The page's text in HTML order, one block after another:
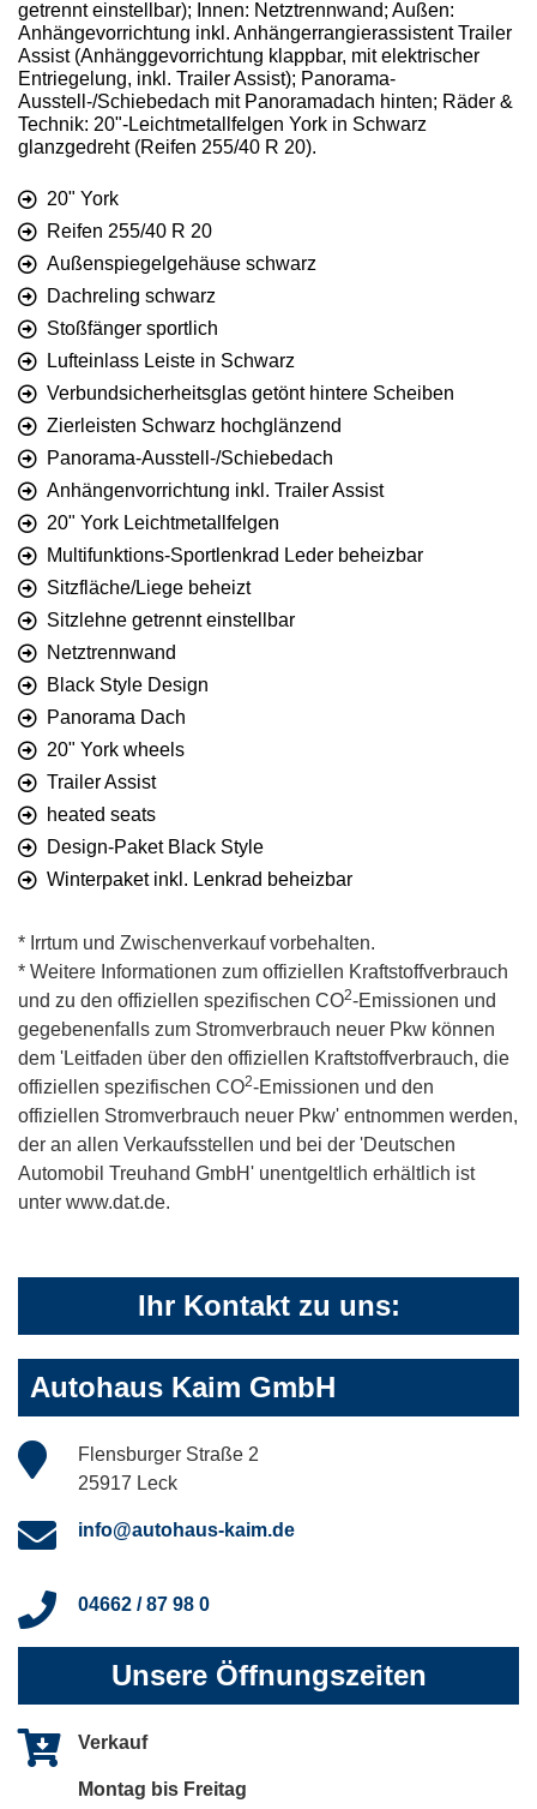
getrennt einstellbar); Innen: Netztrennwand; Außen:
Anhängevorrichtung inkl. Anhängerrangierassistent Trailer
Assist (Anhänggevorrichtung klappbar, mit elektrischer
Entriegelung, inkl. Trailer Assist); Panorama-
Ausstell-/Schiebedach mit Panoramadach hinten; Räder &
Technik: 20"-Leichtmetallfelgen York in Schwarz
glanzgedreht (Reifen 255/40 R 20).
20" York
Reifen 255/40 R 20
Außenspiegelgehäuse schwarz
Dachreling schwarz
Stoßfänger sportlich
Lufteinlass Leiste in Schwarz
Verbundsicherheitsglas getönt hintere Scheiben
Zierleisten Schwarz hochglänzend
Panorama-Ausstell-/Schiebedach
Anhängenvorrichtung inkl. Trailer Assist
20" York Leichtmetallfelgen
Multifunktions-Sportlenkrad Leder beheizbar
Sitzfläche/Liege beheizt
Sitzlehne getrennt einstellbar
Netztrennwand
Black Style Design
Panorama Dach
20" York wheels
Trailer Assist
heated seats
Design-Paket Black Style
Winterpaket inkl. Lenkrad beheizbar
* Irrtum und Zwischenverkauf vorbehalten.
* Weitere Informationen zum offiziellen Kraftstoffverbrauch
und zu den offiziellen spezifischen CO2-Emissionen und
gegebenenfalls zum Stromverbrauch neuer Pkw können
dem 'Leitfaden über den offiziellen Kraftstoffverbrauch, die
offiziellen spezifischen CO2-Emissionen und den
offiziellen Stromverbrauch neuer Pkw' entnommen werden,
der an allen Verkaufsstellen und bei der 'Deutschen
Automobil Treuhand GmbH' unentgeltlich erhältlich ist
unter www.dat.de.
Ihr Kontakt zu uns:
Autohaus Kaim GmbH
Flensburger Straße 2
25917 Leck
info@autohaus-kaim.de
04662 / 87 98 0
Unsere Öffnungszeiten
Verkauf
Montag bis Freitag